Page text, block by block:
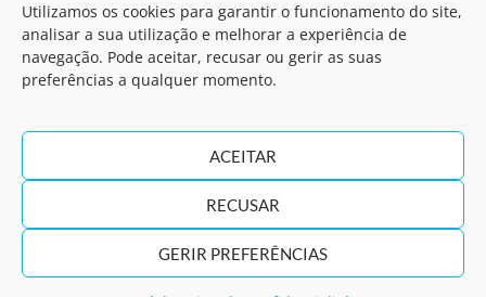
Utilizamos os cookies para garantir o funcionamento do site,
analisar a sua utilização e melhorar a experiência de
navegação. Pode aceitar, recusar ou gerir as suas
preferências a qualquer momento.
ACEITAR
RECUSAR
GERIR PREFERÊNCIAS
Politique de Confidentialité
Code de Conduite
Termes d'Utilization